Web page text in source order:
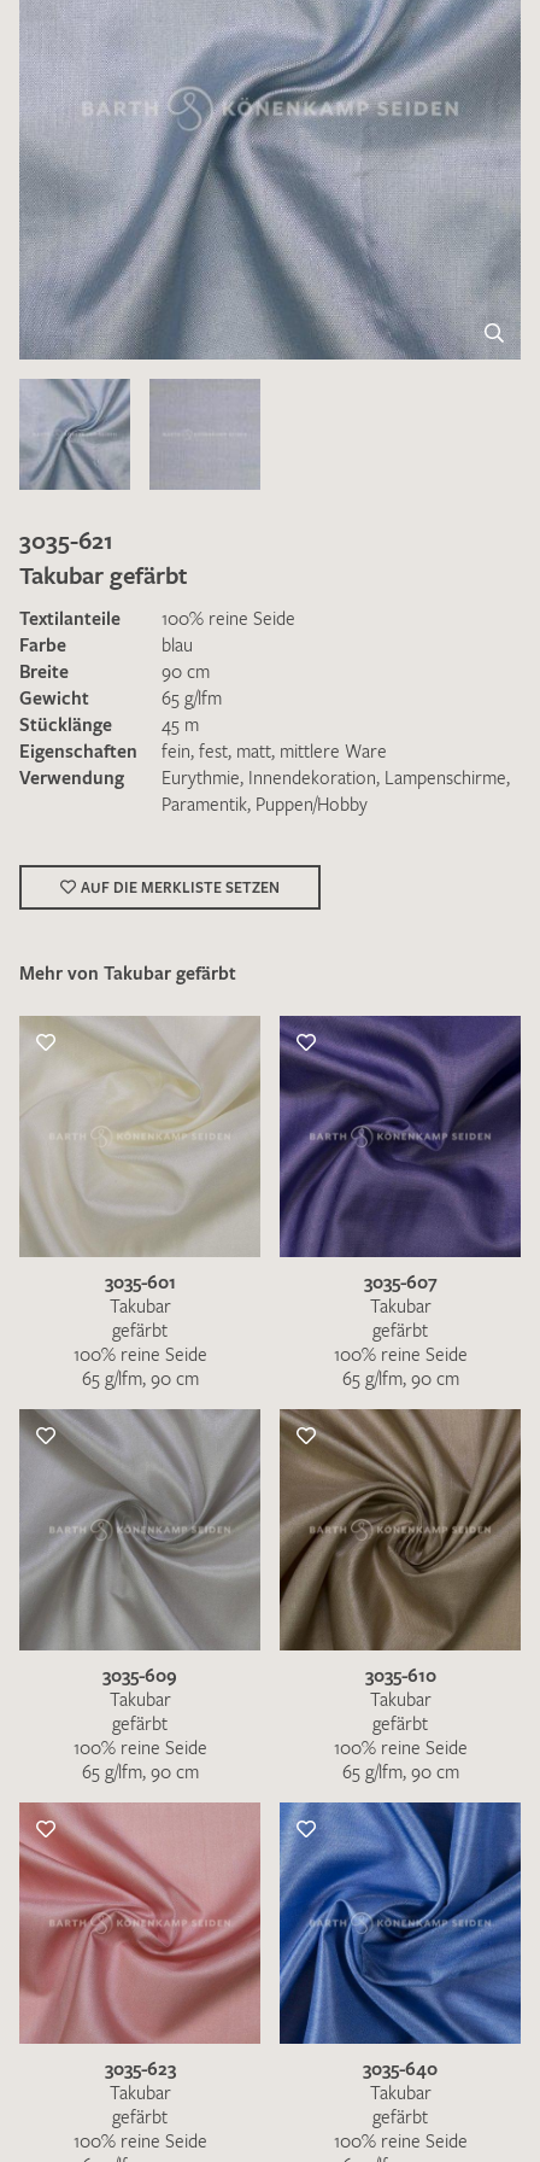
Ich bin damit einverstanden, dass meine angegebenen Daten
zur Beantwortung meiner Musteranfrage genutzt werden.
DieDatenschutzbestimmungenhabe ich zur Kenntnis
genommen und akzeptiere diese.
MUSTERANFRAGE SENDEN
3035-621
Takubar gefärbt
Textilanteile
100% reine Seide
Farbe
blau
Breite
90 cm
Gewicht
65 g/lfm
Stücklänge
45 m
Eigenschaften
fein, fest, matt, mittlere Ware
Verwendung
Eurythmie, Innendekoration, Lampenschirme,
Paramentik, Puppen/Hobby
AUF DIE MERKLISTE SETZEN
Mehr von Takubar gefärbt
3035-601
Takubar
gefärbt
100% reine Seide
65 g/lfm, 90 cm
3035-607
Takubar
gefärbt
100% reine Seide
65 g/lfm, 90 cm
3035-609
Takubar
gefärbt
100% reine Seide
65 g/lfm, 90 cm
3035-610
Takubar
gefärbt
100% reine Seide
65 g/lfm, 90 cm
3035-623
Takubar
gefärbt
100% reine Seide
3035-640
Takubar
gefärbt
100% reine Seide